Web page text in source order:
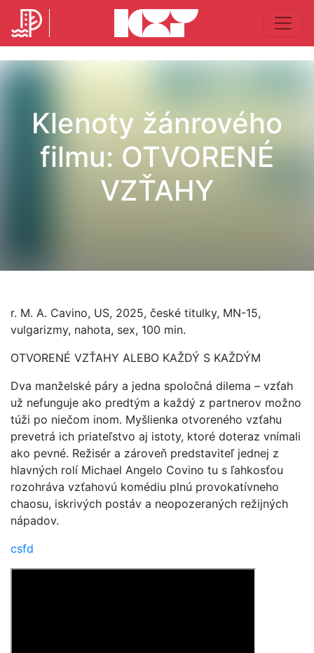
Klenoty žánrového
filmu: OTVORENÉ
VZŤAHY
r. M. A. Cavino, US, 2025, české titulky, MN-15,
vulgarizmy, nahota, sex, 100 min.
OTVORENÉ VZŤAHY ALEBO KAŽDÝ S KAŽDÝM
Dva manželské páry a jedna spoločná dilema – vzťah
už nefunguje ako predtým a každý z partnerov možno
túži po niečom inom. Myšlienka otvoreného vzťahu
prevetrá ich priateľstvo aj istoty, ktoré doteraz vnímali
ako pevné. Režisér a zároveň predstaviteľ jednej z
hlavných rolí Michael Angelo Covino tu s ľahkosťou
rozohráva vzťahovú komédiu plnú provokatívneho
chaosu, iskrivých postáv a neopozeraných režijných
nápadov.
csfd